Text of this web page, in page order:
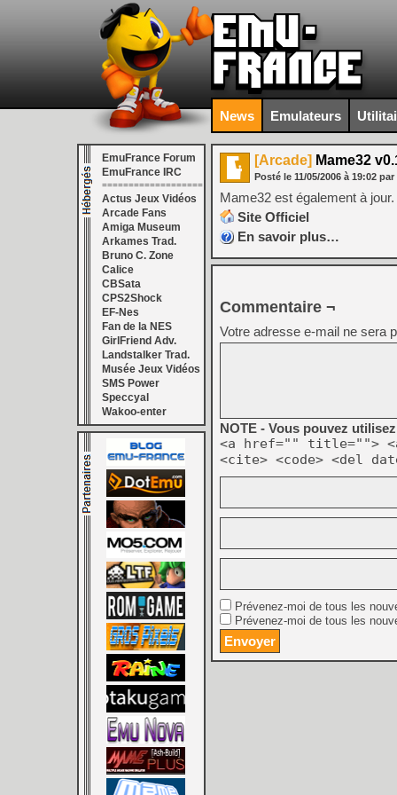
News Emulateurs
EmuFrance Forum
EmuFrance IRC
===================
Actus Jeux Vidéos
Arcade Fans
Amiga Museum
Arkames Trad.
Bruno C. Zone
Calice
CBSata
CPS2Shock
EF-Nes
Fan de la NES
GirlFriend Adv.
Landstalker Trad.
Musée Jeux Vidéos
SMS Power
Speccyal
Wakoo-enter
[Arcade] Mame32
Posté le 11/05/2006 à 19:02 par
Mame32 est également à jour.
Site Officiel
En savoir plus…
Commentaire ¬
Votre adresse e-mail ne sera
NOTE - Vous pouvez
<a href="" title="">
<cite> <code> <del
Prévenez-moi de tous les
Prévenez-moi de tous les